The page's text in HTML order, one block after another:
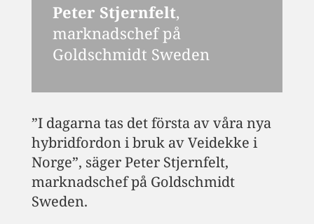
Peter Stjernfelt,
marknadschef på
Goldschmidt Sweden
”I dagarna tas det första av våra nya
hybridfordon i bruk av Veidekke i
Norge”, säger Peter Stjernfelt,
marknadschef på Goldschmidt
Sweden.